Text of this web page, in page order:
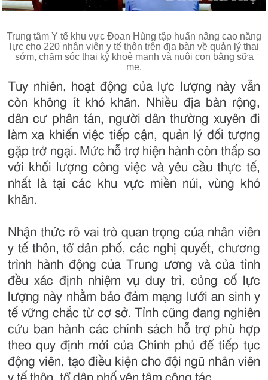
Trung tâm Y tế khu vực Đoan Hùng tập huấn nâng cao năng
lực cho 220 nhân viên y tế thôn trên địa bàn về quản lý thai
sớm, chăm sóc thai kỳ khoẻ mạnh và nuôi con bằng sữa
mẹ.
Tuy nhiên, hoạt động của lực lượng này vẫn
còn không ít khó khăn. Nhiều địa bàn rộng,
dân cư phân tán, người dân thường xuyên đi
làm xa khiến việc tiếp cận, quản lý đối tượng
gặp trở ngại. Mức hỗ trợ hiện hành còn thấp so
với khối lượng công việc và yêu cầu thực tế,
nhất là tại các khu vực miền núi, vùng khó
khăn.
Nhận thức rõ vai trò quan trọng của nhân viên
y tế thôn, tổ dân phố, các nghị quyết, chương
trình hành động của Trung ương và của tỉnh
đều xác định nhiệm vụ duy trì, củng cố lực
lượng này nhằm bảo đảm mạng lưới an sinh y
tế vững chắc từ cơ sở. Tỉnh cũng đang nghiên
cứu ban hành các chính sách hỗ trợ phù hợp
theo quy định mới của Chính phủ để tiếp tục
động viên, tạo điều kiện cho đội ngũ nhân viên